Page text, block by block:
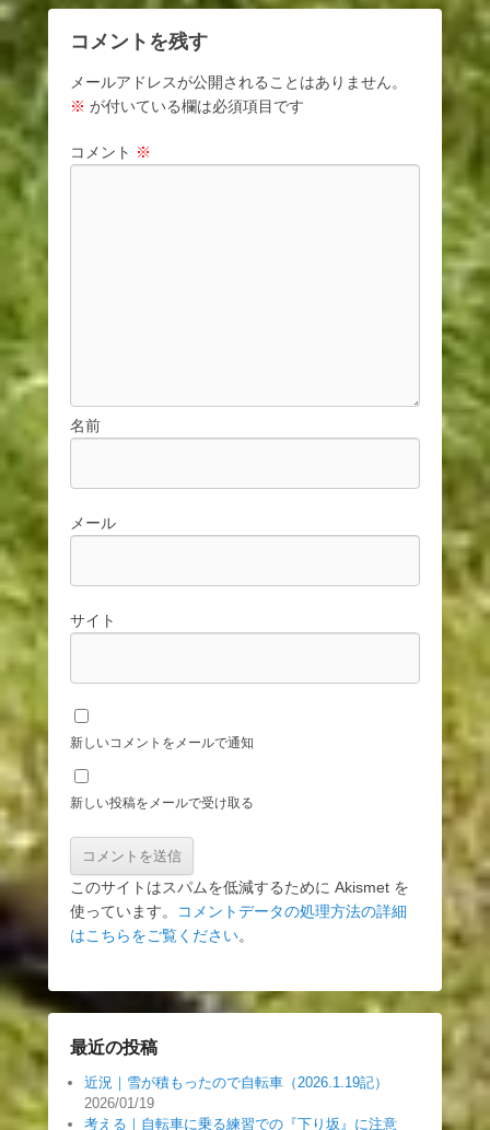
コメントを残す
メールアドレスが公開されることはありません。
※ が付いている欄は必須項目です
コメント ※
名前
メール
サイト
新しいコメントをメールで通知
新しい投稿をメールで受け取る
このサイトはスパムを低減するために Akismet を
使っています。
コメントデータの処理方法の詳細
はこちらをご覧ください。
最近の投稿
近況｜雪が積もったので自転車（2026.1.19記）
2026/01/19
考える｜自転車に乗る練習での『下り坂』に注意